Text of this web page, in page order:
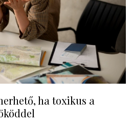
ha toxikus a